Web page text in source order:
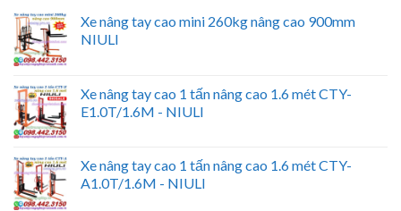
Xe nâng tay cao mini 260kg nâng cao 900mm
NIULI
Xe nâng tay cao 1 tấn nâng cao 1.6 mét CTY-
E1.0T/1.6M - NIULI
Xe nâng tay cao 1 tấn nâng cao 1.6 mét CTY-
A1.0T/1.6M - NIULI